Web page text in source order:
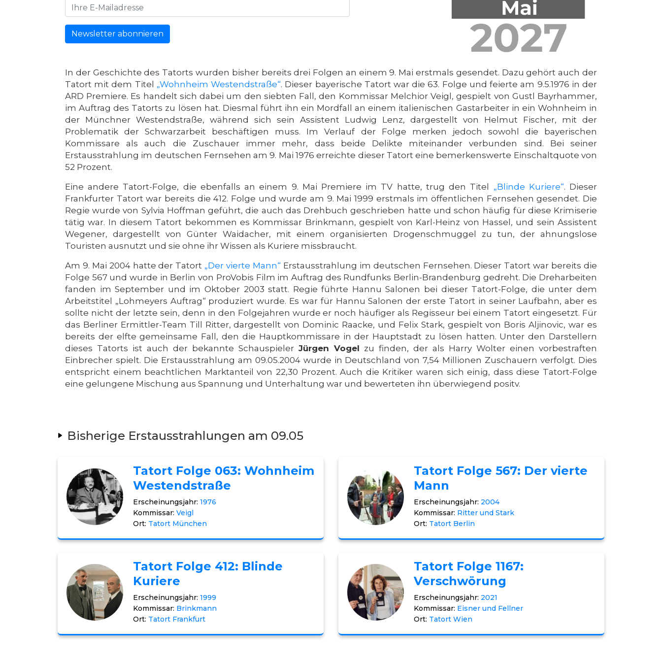
Newsletter abonnieren
In der Geschichte des Tatorts wurden bisher bereits drei Folgen an einem 9. Mai erstmals gesendet. Dazu gehört auch der
Tatort mit dem Titel „Wohnheim Westendstraße“. Dieser bayerische Tatort war die 63. Folge und feierte am 9.5.1976 in der
ARD Premiere. Es handelt sich dabei um den siebten Fall, den Kommissar Melchior Veigl, gespielt von Gustl Bayrhammer,
im Auftrag des Tatorts zu lösen hat. Diesmal führt ihn ein Mordfall an einem italienischen Gastarbeiter in ein Wohnheim in
der Münchner Westendstraße, während sich sein Assistent Ludwig Lenz, dargestellt von Helmut Fischer, mit der
Problematik der Schwarzarbeit beschäftigen muss. Im Verlauf der Folge merken jedoch sowohl die bayerischen
Kommissare als auch die Zuschauer immer mehr, dass beide Delikte miteinander verbunden sind. Bei seiner
Erstausstrahlung im deutschen Fernsehen am 9. Mai 1976 erreichte dieser Tatort eine bemerkenswerte Einschaltquote von
52 Prozent.
Eine andere Tatort-Folge, die ebenfalls an einem 9. Mai Premiere im TV hatte, trug den Titel „Blinde Kuriere“. Dieser
Frankfurter Tatort war bereits die 412. Folge und wurde am 9. Mai 1999 erstmals im öffentlichen Fernsehen gesendet. Die
Regie wurde von Sylvia Hoffman geführt, die auch das Drehbuch geschrieben hatte und schon häufig für diese Krimiserie
tätig war. In diesem Tatort bekommen es Kommissar Brinkmann, gespielt von Karl-Heinz von Hassel, und sein Assistent
Wegener, dargestellt von Günter Waidacher, mit einem organisierten Drogenschmuggel zu tun, der ahnungslose
Touristen ausnutzt und sie ohne ihr Wissen als Kuriere missbraucht.
Am 9. Mai 2004 hatte der Tatort „Der vierte Mann“ Erstausstrahlung im deutschen Fernsehen. Dieser Tatort war bereits die
Folge 567 und wurde in Berlin von ProVobis Film im Auftrag des Rundfunks Berlin-Brandenburg gedreht. Die Dreharbeiten
fanden im September und im Oktober 2003 statt. Regie führte Hannu Salonen bei dieser Tatort-Folge, die unter dem
Arbeitstitel „Lohmeyers Auftrag“ produziert wurde. Es war für Hannu Salonen der erste Tatort in seiner Laufbahn, aber es
sollte nicht der letzte sein, denn in den Folgejahren wurde er noch häufiger als Regisseur bei einem Tatort eingesetzt. Für
das Berliner Ermittler-Team Till Ritter, dargestellt von Dominic Raacke, und Felix Stark, gespielt von Boris Aljinovic, war es
bereits der elfte gemeinsame Fall, den die Hauptkommissare in der Hauptstadt zu lösen hatten. Unter den Darstellern
dieses Tatorts ist auch der bekannte Schauspieler Jürgen Vogel zu finden, der als Harry Wolter einen vorbestraften
Einbrecher spielt. Die Erstausstrahlung am 09.05.2004 wurde in Deutschland von 7,54 Millionen Zuschauern verfolgt. Dies
entspricht einem beachtlichen Marktanteil von 22,30 Prozent. Auch die Kritiker waren sich einig, dass diese Tatort-Folge
eine gelungene Mischung aus Spannung und Unterhaltung war und bewerteten ihn überwiegend positv.
Bisherige Erstausstrahlungen am 09.05
Tatort Folge 063: Wohnheim
Westendstraße
Erscheinungsjahr: 1976
Kommissar: Veigl
Ort: Tatort München
Tatort Folge 412: Blinde
Kuriere
Erscheinungsjahr: 1999
Kommissar: Brinkmann
Ort: Tatort Frankfurt
Tatort Folge 567: Der vierte
Mann
Erscheinungsjahr: 2004
Kommissar: Ritter und Stark
Ort: Tatort Berlin
Tatort Folge 1167:
Verschwörung
Erscheinungsjahr: 2021
Kommissar: Eisner und Fellner
Ort: Tatort Wien